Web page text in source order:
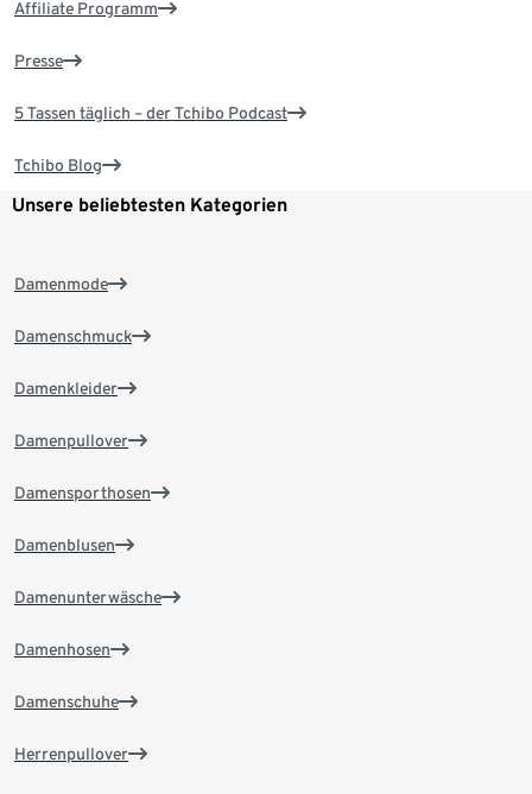
Affiliate Programm
Presse
5 Tassen täglich – der Tchibo Podcast
Tchibo Blog
Unsere beliebtesten Kategorien
Damenmode
Damenschmuck
Damenkleider
Damenpullover
Damensporthosen
Damenblusen
Damenunterwäsche
Damenhosen
Damenschuhe
Herrenpullover